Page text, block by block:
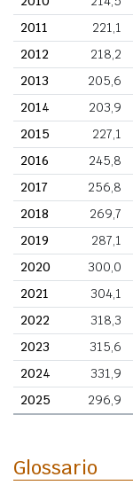
2011
221,1
2012
218,2
2013
205,6
2014
203,9
2015
227,1
2016
245,8
2017
256,8
2018
269,7
2019
287,1
2020
300,0
2021
304,1
2022
318,3
2023
315,6
2024
331,9
2025
296,9
Glossario